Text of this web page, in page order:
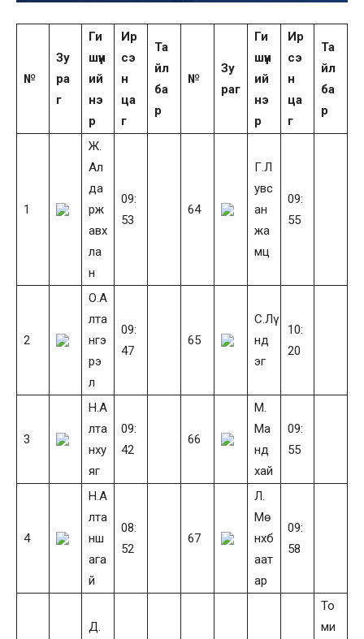
№
Зу
ра
г
Ги
шүүн
ий
нэ
р
Ир
сэ
н
ца
г
Та
йл
ба
р
№
Зу
раг
Ги
шүүн
ий
нэ
р
Ир
сэ
н
ца
г
Та
йл
ба
р
1
Ж.
Ал
да
рж
авх
ла
н
09:
53
64
Г.Л
увс
ан
жа
мц
09:
55
2
О.А
лта
нгэ
рэ
л
09:
47
65
С.Лү
нд
эг
10:
20
3
Н.А
лта
нху
яг
09:
42
66
М.
Ма
нд
хай
09:
55
4
Н.А
лта
нш
ага
й
08:
52
67
Л.
Мө
нхб
аат
ар
09:
58
Д.
То
ми